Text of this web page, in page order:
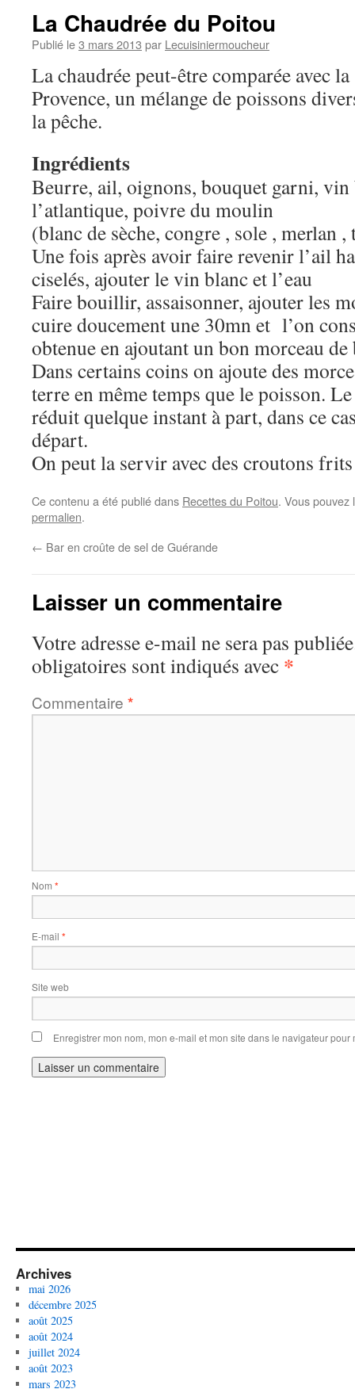
La Chaudrée du Poitou
Publié le3 mars 2013 par Lecuisiniermoucheur
La chaudrée peut-être comparée avec
Provence, un mélange de poissons
la pêche.
Ingrédients
Beurre, ail, oignons, bouquet garni, vin
l’atlantique, poivre du moulin
(blanc de sèche, congre , sole , merlan
Une fois après avoir faire revenir l’ail
ciselés, ajouter le vin blanc et l’eau
Faire bouillir, assaisonner, ajouter les
cuire doucement une 30mn et l’on
obtenue en ajoutant un bon morceau de
Dans certains coins on ajoute des
terre en même temps que le poisson.
réduit quelque instant à part, dans ce
départ.
On peut la servir avec des croutons frits
Ce contenu a été publié dans Recettes du Poitou. Vous
permalien.
← Bar en croûte de sel de Guérande
Laisser un commentaire
Votre adresse e-mail ne sera pas
obligatoires sont indiqués avec *
Commentaire *
Nom *
E-mail *
Site web
Enregistrer mon nom, mon e-mail et mon site dans le navigateur
Archives
mai 2026
décembre 2025
août 2025
août 2024
juillet 2024
août 2023
mars 2023